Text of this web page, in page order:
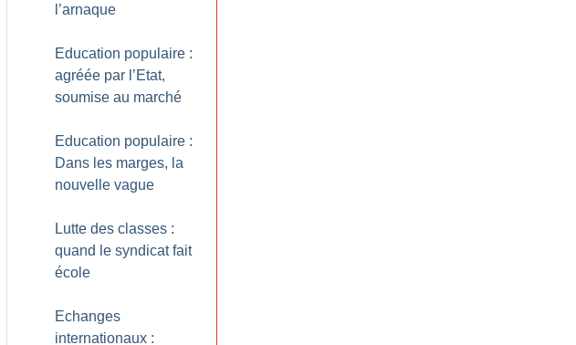
l’arnaque
Education populaire :
agréée par l’Etat,
soumise au marché
Education populaire :
Dans les marges, la
nouvelle vague
Lutte des classes :
quand le syndicat fait
école
Echanges
internationaux :